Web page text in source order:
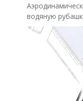
водяную